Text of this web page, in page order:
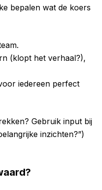
bepalen wat de koers
(klopt het verhaal?),
iedereen perfect
Gebruik input bij
inzichten?”)